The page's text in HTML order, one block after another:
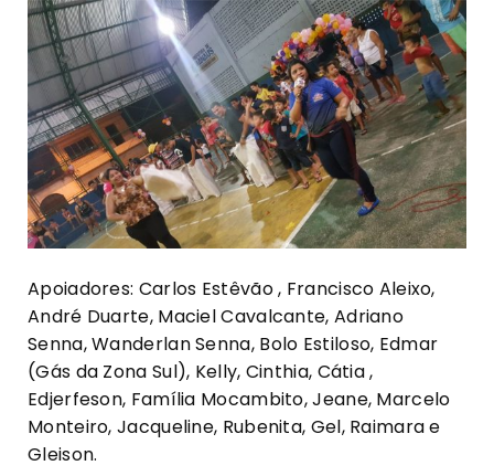
Apoiadores: Carlos Estêvão , Francisco Aleixo,
André Duarte, Maciel Cavalcante, Adriano
Senna, Wanderlan Senna, Bolo Estiloso, Edmar
(Gás da Zona Sul), Kelly, Cinthia, Cátia ,
Edjerfeson, Família Mocambito, Jeane, Marcelo
Monteiro, Jacqueline, Rubenita, Gel, Raimara e
Gleison.